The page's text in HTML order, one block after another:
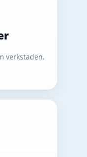
verkstaden.